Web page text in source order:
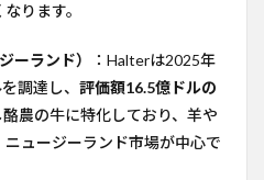
ります。
ーランド）
：Halterは2025年
調達し、 評価額16.5億ドルの
農の牛に特化しており、羊や
ュージーランド市場が中心で